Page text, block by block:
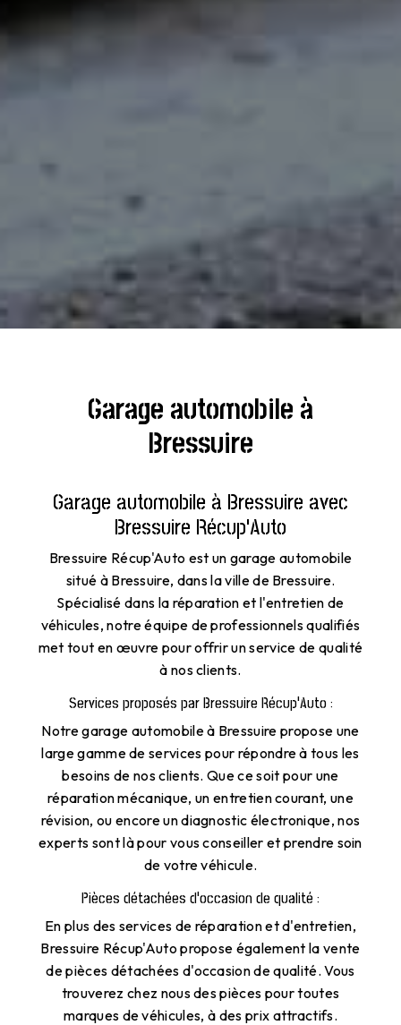
Garage automobile à
Bressuire
Garage automobile à Bressuire avec
Bressuire Récup'Auto
Bressuire Récup'Auto est un garage automobile
situé à Bressuire, dans la ville de Bressuire.
Spécialisé dans la réparation et l'entretien de
véhicules, notre équipe de professionnels qualifiés
met tout en œuvre pour offrir un service de qualité
à nos clients.
Services proposés par Bressuire Récup'Auto :
Notre garage automobile à Bressuire propose une
large gamme de services pour répondre à tous les
besoins de nos clients. Que ce soit pour une
réparation mécanique, un entretien courant, une
révision, ou encore un diagnostic électronique, nos
experts sont là pour vous conseiller et prendre soin
de votre véhicule.
Pièces détachées d'occasion de qualité :
En plus des services de réparation et d'entretien,
Bressuire Récup'Auto propose également la vente
de pièces détachées d'occasion de qualité. Vous
trouverez chez nous des pièces pour toutes
marques de véhicules, à des prix attractifs.